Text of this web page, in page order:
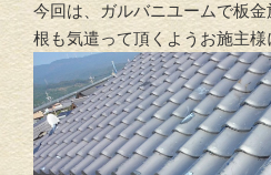
今回は、ガルバニユームで板
根も気遣って頂くようお施主様